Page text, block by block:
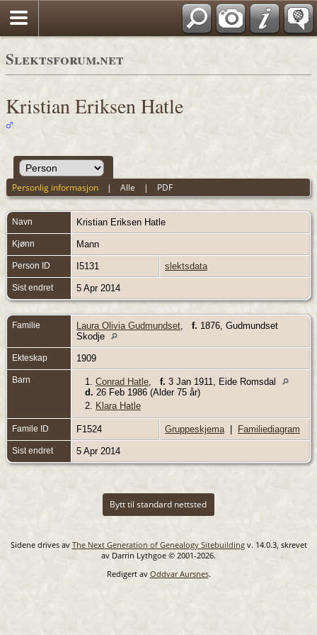
Slektsforum.net
Kristian Eriksen Hatle
Personlig informasjon |Alle | PDF
Navn Kristian Eriksen Hatle
Kjønn Mann
Person ID I5131 slektsdata
Sist endret 5 Apr 2014
Familie Laura Olivia Gudmundset f. 1876, Gudmundset
Skodje
Ekteskap 1909
Barn 1. Conrad Hatle f. 3 Jan 1911, Eide Romsdal
d. 26 Feb 1986 (Alder 75 år)
2. Klara Hatle
Famile ID F1524 Gruppeskjema | Familiediagram
Sist endret 5 Apr 2014
Bytt til standard nettsted
Sidene drives av The Next Generation of Genealogy Sitebuildingv. 14.0.3, skrevet
av Darrin Lythgoe © 2001-2026.
Redigert av Oddvar Aursnes.